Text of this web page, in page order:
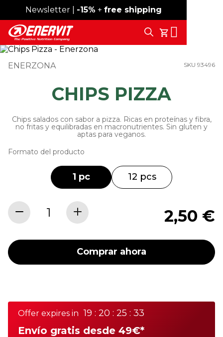
Envío gratis desde 59 €
Newsletter | -15% + free shipping
Tu Carrito
Search
ENERZONA SKU 93496
CHIPS PIZZA
Chips salados con sabor a pizza. Ricas en proteínas y fibra,
no fritas y equilibradas en macronutrientes. Sin gluten y
aptas para veganos.
Formato del producto
1 pc 12 pcs
2,50 €
Comprar ahora
Offer expires in 19 : 20 : 25 : 33
Envío gratis desde 49€*